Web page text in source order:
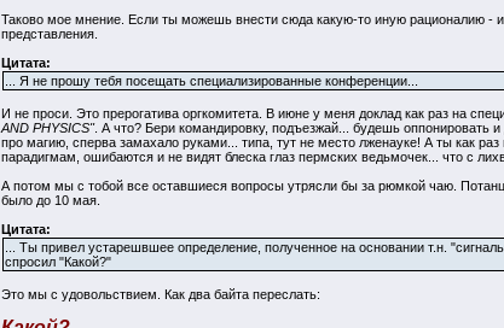
Таково мое мнение. Если ты можешь внести сюда какую-то иную рационалию -
представления.
Цитата:
... Я не прошу тебя посещать специализированные конференции...
И не проси. Это прерогатива оргкомитета. В июне у меня доклад как раз на
AND PHYSICS". А что? Бери командировку, подъезжай... будешь
про магию, сперва замахало руками... типа, тут не место лженауке! А ты как
парадигмам, ошибаются и не видят блеска глаз пермских ведьмочек... что с
А потом мы с тобой все оставшиеся вопросы утрясли бы за рюмкой чаю.
было до 10 мая.
Цитата:
... Ты привел устарешвшее определение, полученное на основании т.н.
спросил "Какой?"
Это мы с удовольствием. Как два байта переслать: